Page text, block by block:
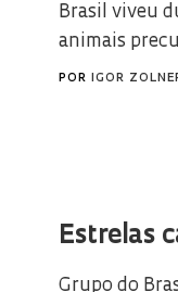
Brasil viveu
animais
POR IGOR
Estrelas
Grupo do